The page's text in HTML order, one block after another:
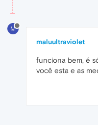
M
maluultraviolet
funciona bem, é
você esta e as